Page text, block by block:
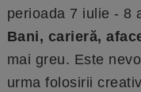
perioada 7 iulie - 8
Bani, carieră,
mai greu. Este
urma folosirii